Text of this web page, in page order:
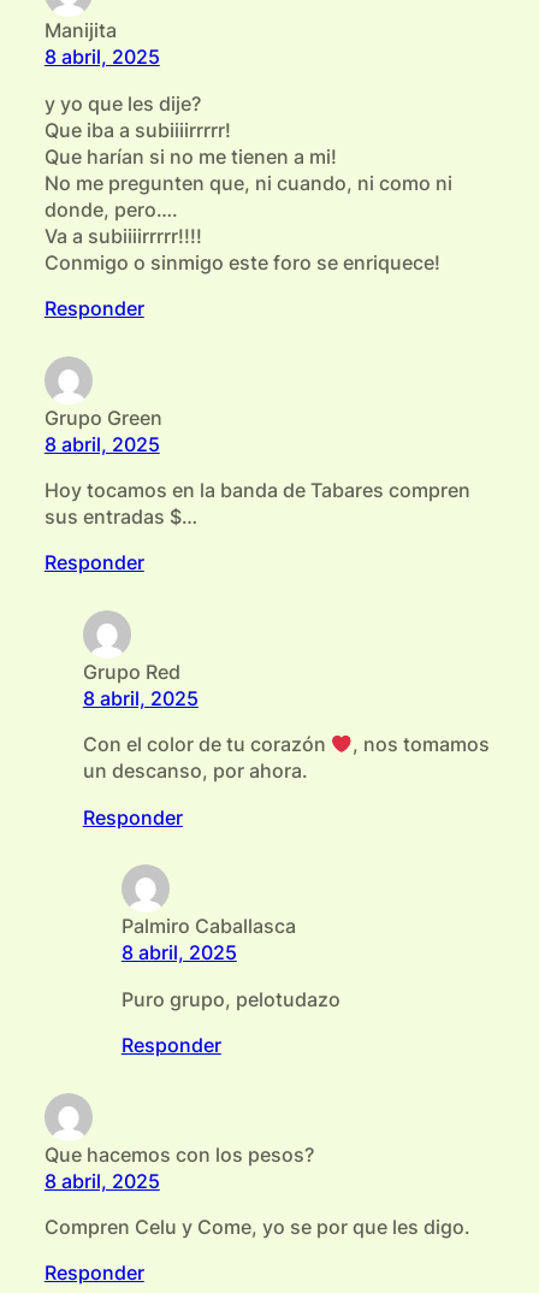
Manijita
8 abril, 2025
y yo que les dije?
Que iba a subiiiirrrrr!
Que harían si no me tienen a mi!
No me pregunten que, ni cuando, ni como ni
donde, pero….
Va a subiiiirrrrr!!!!
Conmigo o sinmigo este foro se enriquece!
Responder
Grupo Green
8 abril, 2025
Hoy tocamos en la banda de Tabares compren
sus entradas $…
Responder
Grupo Red
8 abril, 2025
Con el color de tu corazón
, nos tomamos
un descanso, por ahora.
Responder
Palmiro Caballasca
8 abril, 2025
Puro grupo, pelotudazo
Responder
Que hacemos con los pesos?
8 abril, 2025
Compren Celu y Come, yo se por que les digo.
Responder